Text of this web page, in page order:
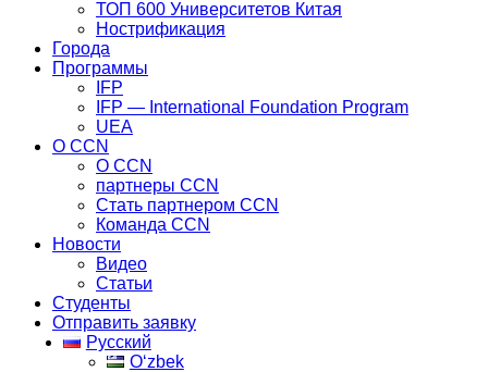
ТОП 600 Университетов Китая
Нострификация
Города
Программы
IFP
IFP — International Foundation Program
UEA
О CCN
О CCN
партнеры ССN
Стать партнером CCN
Команда ССN
Новости
Видео
Статьи
Студенты
Отправить заявку
Русский
Oʻzbek